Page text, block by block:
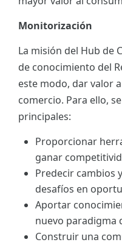
Monitorización
La misión del Hub de
de conocimiento del
este modo, dar valor
comercio. Para ello,
principales:
Proporcionar
ganar
Predecir cambios
desafíos en
Aportar
nuevo paradigma
Construir una